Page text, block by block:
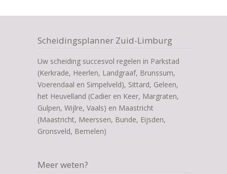
Scheidingsplanner Zuid-Limburg
Uw scheiding succesvol regelen in Parkstad
(Kerkrade, Heerlen, Landgraaf, Brunssum,
Voerendaal en Simpelveld), Sittard, Geleen,
het Heuvelland (Cadier en Keer, Margraten,
Gulpen, Wijlre, Vaals) en Maastricht
(Maastricht, Meerssen, Bunde, Eijsden,
Gronsveld, Bemelen)
Meer weten?